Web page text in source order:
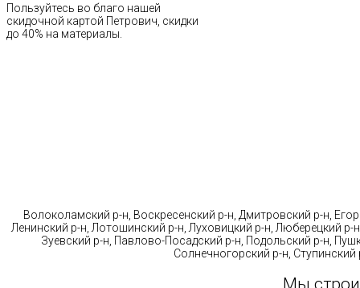
Пользуйтесь во благо нашей
скидочной картой Петрович, скидки
до 40% на материалы.
Волоколамский р-н, Воскресенский р-н, Дмитровский р-н,
Ленинский р-н, Лотошинский р-н, Луховицкий р-н, Люберецкий
Зуевский р-н, Павлово-Посадский р-н, Подольский р-н,
Солнечногорский р-н,
Мы